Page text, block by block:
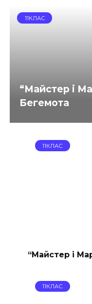
11КЛАС
“Майстер і
Бегемота
11КЛАС
“Майстер і
11КЛАС